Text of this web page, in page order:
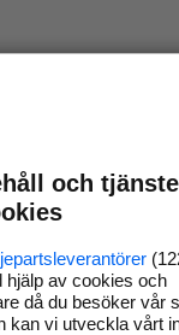
ditt
företag
hitta.se och syns
Helt
och
hjälp av cookies och
då du besöker vår
kan vi utveckla vårt